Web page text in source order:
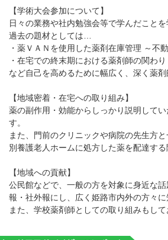
【学術大会参加について】
日々の業務や社内勉強会等で学んだこと
過去の題材としては…
・薬ＶＡＮを使用した薬剤在庫管理 ～不
・在宅での終末期における薬剤師の関わり
など自己を高めるために幅広く、深く薬
【地域密着・在宅への取り組み】
薬の副作用・効能からしっかり説明して
す。
また、門前のクリニックや病院の先生方
別養護老人ホームに処方した薬を配達す
【地域への貢献】
公民館などで、一般の方を対象に身近な
報・社外報にし、広く姫路市内外の方々
また、学校薬剤師としての取り組みもし